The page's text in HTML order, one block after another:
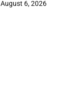
August 6, 2026